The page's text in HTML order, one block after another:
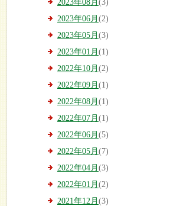
2023年08月 (3)
2023年06月 (2)
2023年05月 (3)
2023年01月 (1)
2022年10月 (2)
2022年09月 (1)
2022年08月 (1)
2022年07月 (1)
2022年06月 (5)
2022年05月 (7)
2022年04月 (3)
2022年01月 (2)
2021年12月 (3)